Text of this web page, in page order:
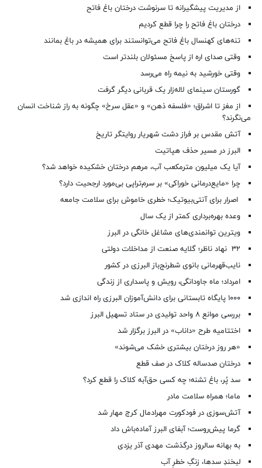
از مدیریت پیشگیرانه تا سرنوشت درختان باغ فاتح
درختان باغ فاتح را چرا قطع کردیم
تنه‌های کهنسال باغ فاتح می‌توانستند برای همیشه در باغ بمانند
وقتی صدای اره از پاسخ مسئولان بلندتر است
وقتی خورشید به نیمه راه می‌رسد
گورستان سینمای لاله‌زار یک قربانی دیگر گرفت
از مغز تا اشراق؛ «فلسفه ذهن» و «عقل سرخ» چگونه به راز شناخت انسان
می‌نگرند؟
آتش مقدس بر فراز دشت شهریار روایتگر تاریخ
البرز در مسیر حذف هپاتیت
آیا یک میلیون مترمکعب آب، مرهم درختان خشکیده خواهد شد؟
چرا «مایع‌درمانی خوراکی» بر سرم‌تراپی بی‌مورد ارجحیت دارد؟
اصرار برای آنتی‌بیوتیک؛ خطری خاموش برای سلامت جامعه
وعده بهره‌برداری کمتر از یک سال
ویترین توانمندی‌های مشاغل خانگی در البرز
۳۲ نهاد ناظر؛ گلایه صنعت از مداخلات دولتی
نایب‌قهرمانی بانوی شطرنج‌باز البرزی در کشور
امرداد؛ ماه جاودانگی، رویش و پاسداری از زندگی
۱۰۰۰ پایگاه تابستانی برای دانش‌آموزان البرزی راه اندازی شد
بررسی موانع ۸ واحد تولیدی در ستاد تسهیل البرز
اختتامیه طرح «داناب» در البرز برگزار شد
«هر روز درختان بیشتری خشک می‌شوند»
درختان صدساله کلاک در صف قطع
سد پُر، باغ تشنه؛ چه کسی حق‌آبه کلاک را قطع کرد؟
ماما؛ همراه سلامت مادر
آتش‌سوزی در فودکورت مهرادمال کرج مهار شد
گرما پیش‌روست؛ آبفای البرز آماده‌باش داد
به بهانه سالروز درگذشت مهدی آذر یزدی
لبخندِ سدها، زنگِ خطرِ آب